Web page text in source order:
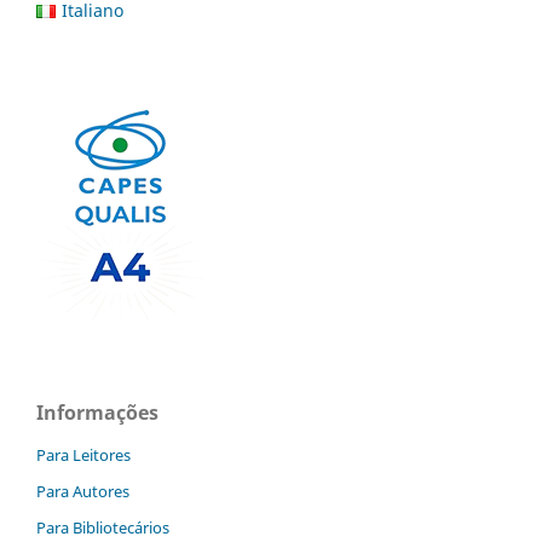
Italiano
Informações
Para Leitores
Para Autores
Para Bibliotecários